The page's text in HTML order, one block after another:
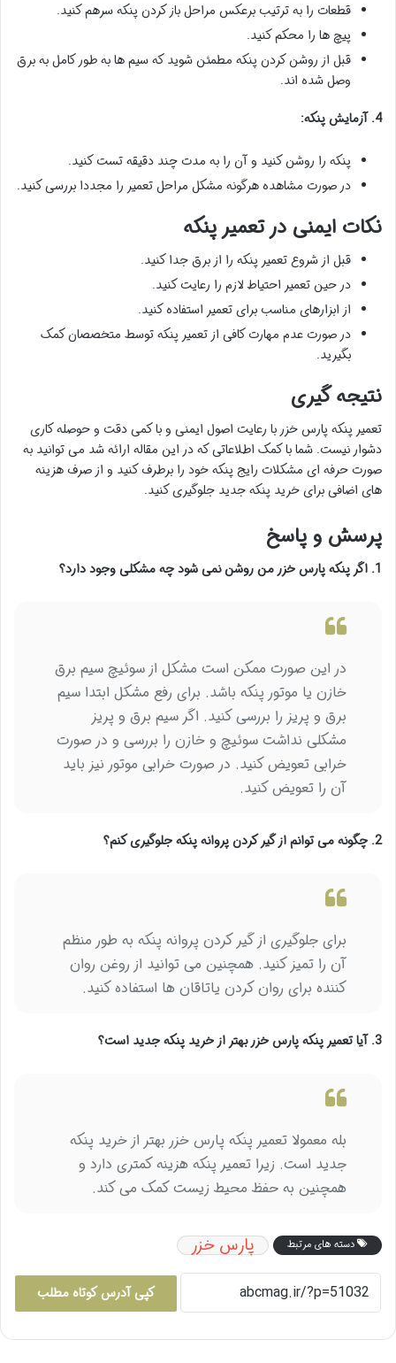
قطعات را به ترتیب برعکس مراحل باز کردن پنکه سرهم کنید.
پیچ ها را محکم کنید.
قبل از روشن کردن پنکه مطمئن شوید که سیم ها به طور کامل به برق
وصل شده اند.
4. آزمایش پنکه:
پنکه را روشن کنید و آن را به مدت چند دقیقه تست کنید.
در صورت مشاهده هرگونه مشکل مراحل تعمیر را مجددا بررسی کنید.
نکات ایمنی در تعمیر پنکه
قبل از شروع تعمیر پنکه را از برق جدا کنید.
در حین تعمیر احتیاط لازم را رعایت کنید.
از ابزارهای مناسب برای تعمیر استفاده کنید.
در صورت عدم مهارت کافی از تعمیر پنکه توسط متخصصان کمک
بگیرید.
نتیجه گیری
تعمیر پنکه پارس خزر با رعایت اصول ایمنی و با کمی دقت و حوصله کاری
دشوار نیست. شما با کمک اطلاعاتی که در این مقاله ارائه شد می توانید به
صورت حرفه ای مشکلات رایج پنکه خود را برطرف کنید و از صرف هزینه
های اضافی برای خرید پنکه جدید جلوگیری کنید.
پرسش و پاسخ
1. اگر پنکه پارس خزر من روشن نمی شود چه مشکلی وجود دارد؟
در این صورت ممکن است مشکل از سوئیچ سیم برق
خازن یا موتور پنکه باشد. برای رفع مشکل ابتدا سیم
برق و پریز را بررسی کنید. اگر سیم برق و پریز
مشکلی نداشت سوئیچ و خازن را بررسی و در صورت
خرابی تعویض کنید. در صورت خرابی موتور نیز باید
آن را تعویض کنید.
2. چگونه می توانم از گیر کردن پروانه پنکه جلوگیری کنم؟
برای جلوگیری از گیر کردن پروانه پنکه به طور منظم
آن را تمیز کنید. همچنین می توانید از روغن روان
کننده برای روان کردن یاتاقان ها استفاده کنید.
3. آیا تعمیر پنکه پارس خزر بهتر از خرید پنکه جدید است؟
بله معمولا تعمیر پنکه پارس خزر بهتر از خرید پنکه
جدید است. زیرا تعمیر پنکه هزینه کمتری دارد و
همچنین به حفظ محیط زیست کمک می کند.
دسته های مرتبط پارس خزر
کپی آدرس کوتاه مطلب